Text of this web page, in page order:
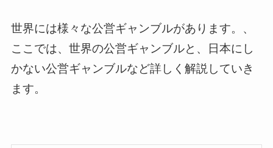
世界には様々な公営ギャンブルがあります。、
ここでは、世界の公営ギャンブルと、日本にし
かない公営ギャンブルなど詳しく解説していき
ます。